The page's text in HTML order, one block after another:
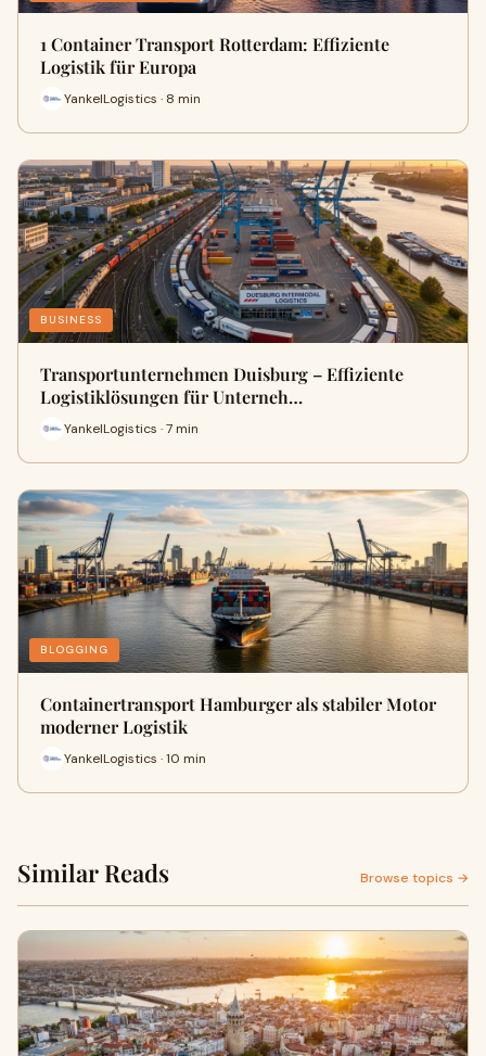
1 Container Transport Rotterdam: Effiziente
Logistik für Europa
YankelLogistics · 8 min
BUSINESS
Transportunternehmen Duisburg – Effiziente
Logistiklösungen für Unterneh…
YankelLogistics · 7 min
BLOGGING
Containertransport Hamburger als stabiler Motor
moderner Logistik
YankelLogistics · 10 min
Similar Reads Browse topics →